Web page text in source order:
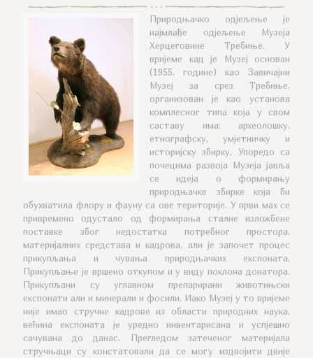
Природњачко одјељење је
најмлађе одјељење Музеја
Херцеговине Требиње. У
вријеме кад је Музеј основан
(1955. године) као Завичајни
Музеј за срез Требиње,
организован је као установа
комплесног типа кoja у свом
саставу има: археолошку,
етнографску, умјетничку и
историјску збирку. Упоредо са
почецима развоја Музеја јавља
се идеја о формирању
природњачке збирке која би
обухватила флору и фауну са ове територије. У први мах се
привремено одустало од формирања сталне изложбене
поставке због недостатка потребног простора,
материјалних средстава и кадрова, али је започет процес
прикупљања и чувања природњачких експоната.
Прикупљање је вршено откупом и у виду поклона донатора.
Прикупљани су углавном препарирани животињски
експонати али и минерали и фосили. Иако Музеј у то вријеме
није имао стручне кадрове из области природних наука,
већина експоната је уредно инвентарисана и успјешно
сачувана до данас. Прегледом затеченог материјала
стручњаци су констатовали да се могу издвојити двије